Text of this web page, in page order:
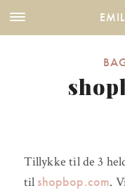
Tillykke til de 3
til shopbop.com.